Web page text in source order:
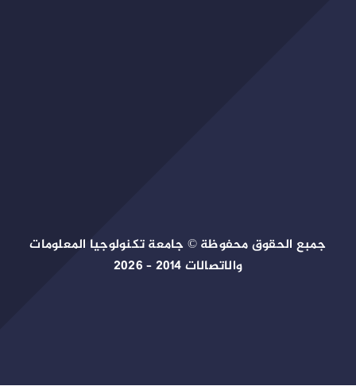
جمبع الحقوق محفوظة © جامعة تكنولوجيا المعلومات
والاتصالات 2014 – 2026